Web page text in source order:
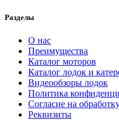
Разделы
О нас
Преимущества
Каталог моторов
Каталог лодок и
Видеообзоры лодок
Политика
Согласие на
Реквизиты